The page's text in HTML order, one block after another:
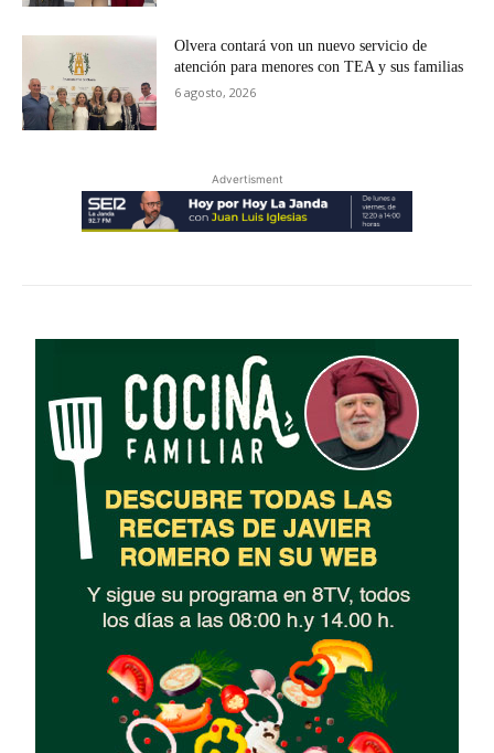
Olvera contará von un nuevo servicio de
atención para menores con TEA y sus familias
6 agosto, 2026
Advertisment